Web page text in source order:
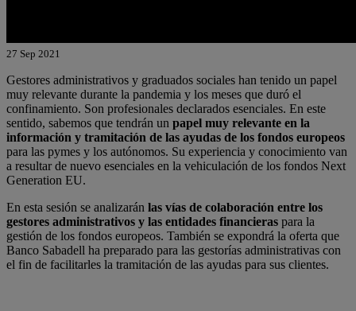
27 Sep 2021
Gestores administrativos y graduados sociales han tenido un papel
muy relevante durante la pandemia y los meses que duró el
confinamiento. Son profesionales declarados esenciales. En este
sentido, sabemos que tendrán un papel muy relevante en la
información y tramitación de las ayudas de los fondos europeos
para las pymes y los autónomos. Su experiencia y conocimiento van
a resultar de nuevo esenciales en la vehiculación de los fondos Next
Generation EU.
En esta sesión se analizarán las vías de colaboración entre los
gestores administrativos y las entidades financieras para la
gestión de los fondos europeos. También se expondrá la oferta que
Banco Sabadell ha preparado para las gestorías administrativas con
el fin de facilitarles la tramitación de las ayudas para sus clientes.